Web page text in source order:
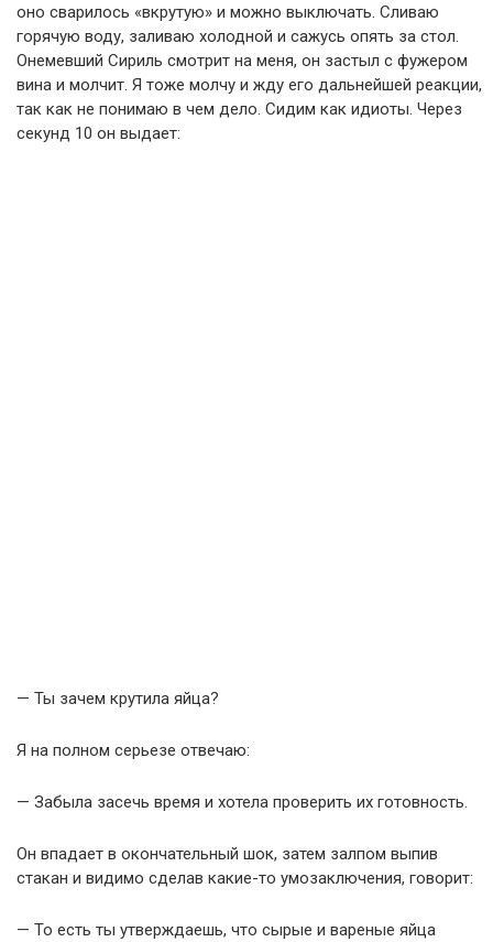
оно сварилось «вкрутую» и можно выключать. Сливаю
горячую воду, заливаю холодной и сажусь опять за стол.
Онемевший Сириль смотрит на меня, он застыл с фужером
вина и молчит. Я тоже молчу и жду его дальнейшей реакции,
так как не понимаю в чем дело. Сидим как идиоты. Через
секунд 10 он выдает:
— Ты зачем крутила яйца?
Я на полном серьезе отвечаю:
— Забыла засечь время и хотела проверить их готовность.
Он впадает в окончательный шок, затем залпом выпив
стакан и видимо сделав какие-то умозаключения, говорит:
— То есть ты утверждаешь, что сырые и вареные яйца